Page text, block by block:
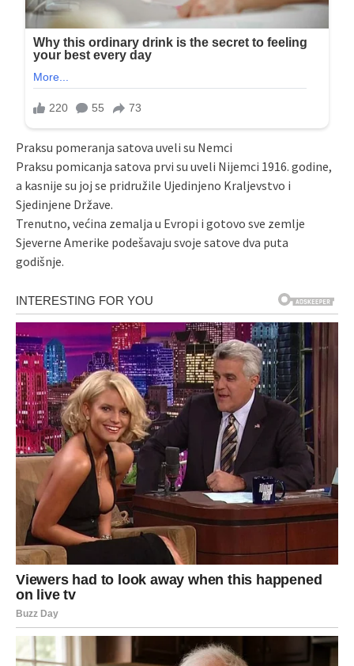
Praksu pomeranja satova uveli su Nemci
Praksu pomicanja satova prvi su uveli Nijemci 1916. godine,
a kasnije su joj se pridružile Ujedinjeno Kraljevstvo i
Sjedinjene Države.
Trenutno, većina zemalja u Evropi i gotovo sve zemlje
Sjeverne Amerike podešavaju svoje satove dva puta
godišnje.